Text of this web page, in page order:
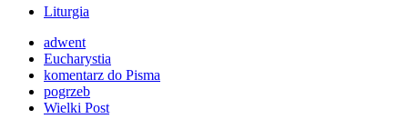
Liturgia
adwent
Eucharystia
komentarz do Pisma
pogrzeb
Wielki Post